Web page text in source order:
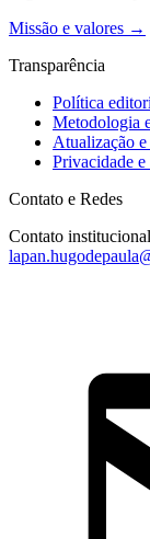
Missão e valores →
Transparência
Política
Metodologia
Atualização e
Privacidade
Contato e Redes
Contato